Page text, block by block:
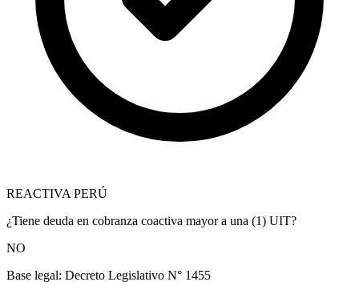
REACTIVA PERÚ
¿Tiene deuda en cobranza coactiva mayor a una (1) UIT?
NO
Base legal: Decreto Legislativo N° 1455